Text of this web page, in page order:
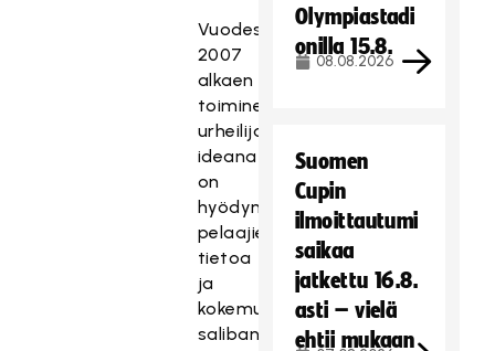
Vuodesta
2007
alkaen
toimineen
urheilijakomission
ideana
on
hyödyntää
pelaajien
tietoa
ja
kokemusta
salibandyn
Olympiastadi
onilla 15.8.
08.08.2026
Suomen
Cupin
ilmoittautumi
saikaa
jatkettu 16.8.
asti – vielä
ehtii mukaan